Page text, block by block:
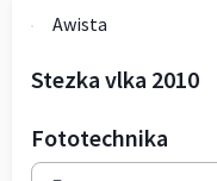
Awista
Stezka vlka 2010
Fototechnika